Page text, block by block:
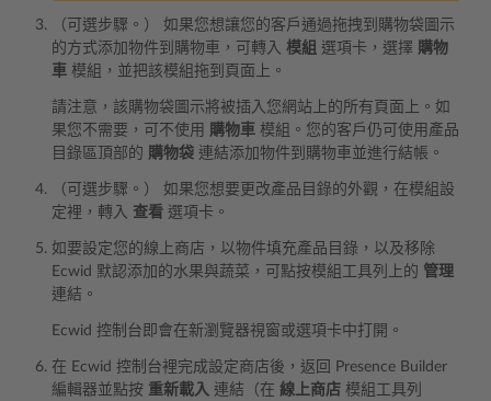
（可選步驟。） 如果您想讓您的客戶通過拖拽到購物袋圖示
的方式添加物件到購物車，可轉入 模組 選項卡，選擇 購物
車 模組，並把該模組拖到頁面上。
請注意，該購物袋圖示將被插入您網站上的所有頁面上。如
果您不需要，可不使用 購物車 模組。您的客戶仍可使用產品
目錄區頂部的 購物袋 連結添加物件到購物車並進行結帳。
（可選步驟。） 如果您想要更改產品目錄的外觀，在模組設
定裡，轉入 查看 選項卡。
如要設定您的線上商店，以物件填充產品目錄，以及移除
Ecwid 默認添加的水果與蔬菜，可點按模組工具列上的 管理
連結。
Ecwid 控制台即會在新瀏覽器視窗或選項卡中打開。
在 Ecwid 控制台裡完成設定商店後，返回 Presence Builder
編輯器並點按 重新載入 連結（在 線上商店 模組工具列